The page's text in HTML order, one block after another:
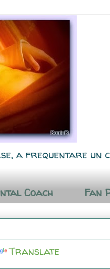
a frequentare un
Coach Fan
Translate